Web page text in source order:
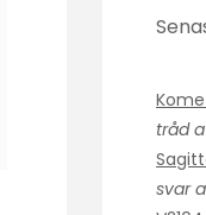
tråd
svar